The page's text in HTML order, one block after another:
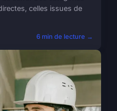
celles issues de
6 min de lecture →